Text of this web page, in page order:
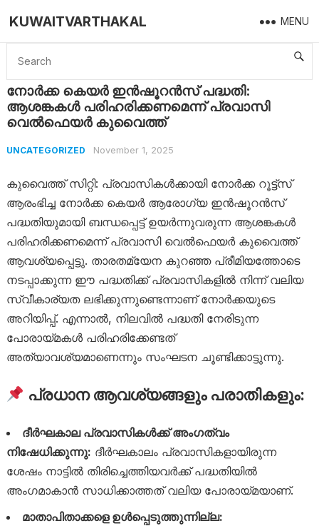
KUWAITVARTHAKAL MENU
Home Uncategorized നോർക്ക കെയർ ഇൻഷൂറൻസ് പദ്ധതി: ആശങ്കകൾ പരിഹരിക്കണമെന്ന് പ്രവാസി വെൽഫെയർ കുവൈത്ത്
നോർക്ക കെയർ ഇൻഷൂറൻസ് പദ്ധതി:
ആശങ്കകൾ പരിഹരിക്കണമെന്ന് പ്രവാസി
വെൽഫെയർ കുവൈത്ത്
UNCATEGORIZED November 1, 2025
കുവൈത്ത് സിറ്റി: പ്രവാസികൾക്കായി നോർക്ക റൂട്ട്സ്
ആരംഭിച്ച നോർക്ക കെയർ ആരോഗ്യ ഇൻഷൂറൻസ്
പദ്ധതിയുമായി ബന്ധപ്പെട്ട് ഉയർന്നുവരുന്ന ആശങ്കകൾ
പരിഹരിക്കണമെന്ന് പ്രവാസി വെൽഫെയർ കുവൈത്ത്
ആവശ്യപ്പെട്ടു. താരതമ്യേന കുറഞ്ഞ പ്രീമിയത്തോടെ
നടപ്പാക്കുന്ന ഈ പദ്ധതിക്ക് പ്രവാസികളിൽ നിന്ന് വലിയ
സ്വീകാര്യത ലഭിക്കുന്നുണ്ടെന്നാണ് നോർക്കയുടെ
അറിയിപ്പ്. എന്നാൽ, നിലവിൽ പദ്ധതി നേരിടുന്ന
പോരായ്മകൾ പരിഹരിക്കേണ്ടത്
അത്യാവശ്യമാണെന്നും സംഘടന ചൂണ്ടിക്കാട്ടുന്നു.
പ്രധാന ആവശ്യങ്ങളും പരാതികളും:
ദീർഘകാല പ്രവാസികൾക്ക് അംഗത്വം
നിഷേധിക്കുന്നു: ദീർഘകാലം പ്രവാസികളായിരുന്ന
ശേഷം നാട്ടിൽ തിരിച്ചെത്തിയവർക്ക് പദ്ധതിയിൽ
അംഗമാകാൻ സാധിക്കാത്തത് വലിയ പോരായ്മയാണ്.
മാതാപിതാക്കളെ ഉൾപ്പെടുത്തുന്നില്ല: